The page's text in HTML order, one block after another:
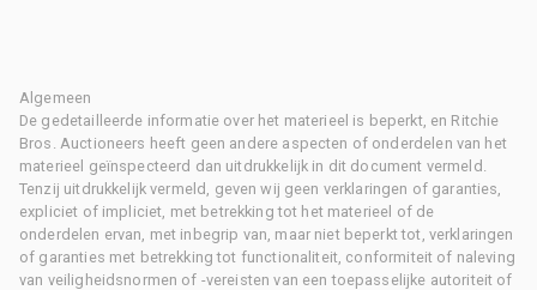
Algemeen
De gedetailleerde informatie over het materieel is beperkt, en Ritchie
Bros. Auctioneers heeft geen andere aspecten of onderdelen van het
materieel geïnspecteerd dan uitdrukkelijk in dit document vermeld.
Tenzij uitdrukkelijk vermeld, geven wij geen verklaringen of garanties,
expliciet of impliciet, met betrekking tot het materieel of de
onderdelen ervan, met inbegrip van, maar niet beperkt tot, verklaringen
of garanties met betrekking tot functionaliteit, conformiteit of naleving
van veiligheidsnormen of -vereisten van een toepasselijke autoriteit of